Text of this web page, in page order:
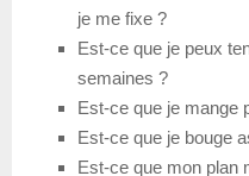
je me fixe ?
Est-ce que je peux
semaines ?
Est-ce que je mange
Est-ce que je bouge
Est-ce que mon plan